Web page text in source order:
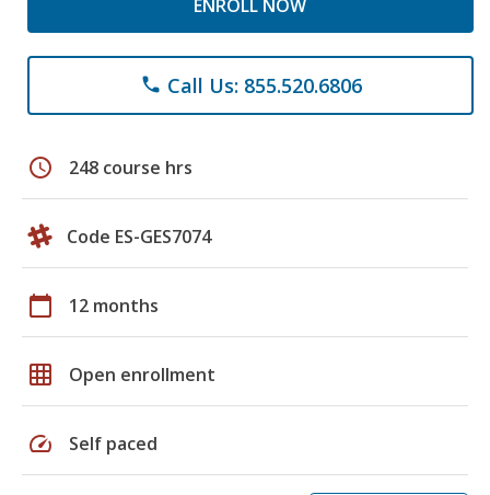
ENROLL NOW
phone Call Us: 855.520.6806
schedule 248 course hrs
Code ES-GES7074
calendar_today 12 months
grid_on Open enrollment
speed Self paced